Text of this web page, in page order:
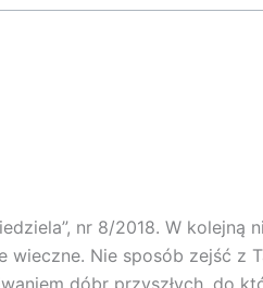
nr 8/2018. W kolejną
Nie sposób zejść z